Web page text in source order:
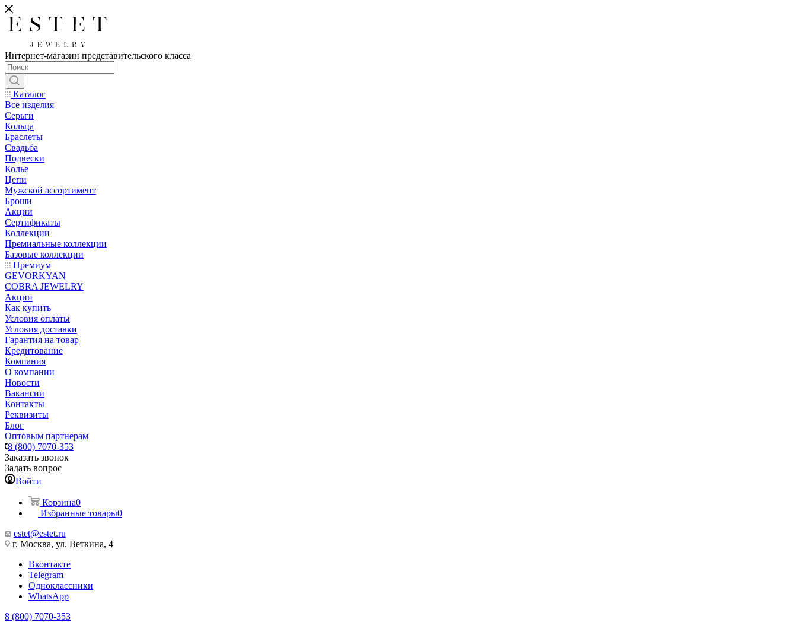
Интернет-магазин представительского класса
Каталог
Все изделия
Серьги
Кольца
Браслеты
Свадьба
Подвески
Колье
Цепи
Мужской ассортимент
Броши
Акции
Сертификаты
Коллекции
Премиальные коллекции
Базовые коллекции
Премиум
GEVORKYAN
COBRA JEWELRY
Акции
Как купить
Условия оплаты
Условия доставки
Гарантия на товар
Кредитование
Компания
О компании
Новости
Вакансии
Контакты
Реквизиты
Блог
Оптовым партнерам
8 (800) 7070-353
Заказать звонок
Задать вопрос
Войти
Корзина0
Избранные товары0
estet@estet.ru
г. Москва, ул. Веткина, 4
Вконтакте
Telegram
Одноклассники
WhatsApp
8 (800) 7070-353